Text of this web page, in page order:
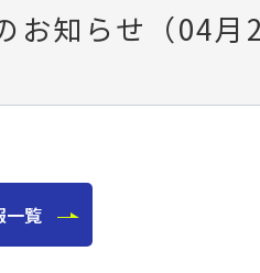
お知らせ（04月
一覧